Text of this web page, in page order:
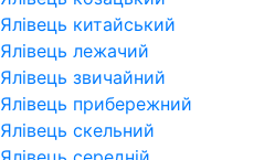
Ялівець китайський
Ялівець лежачий
Ялівець звичайний
Ялівець прибережний
Ялівець скельний